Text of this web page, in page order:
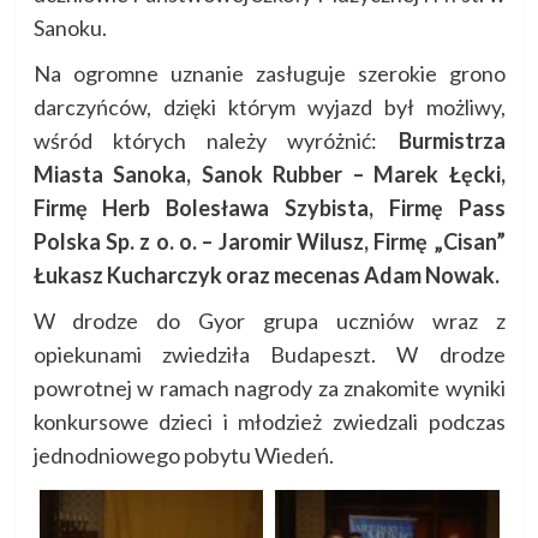
Sanoku.
Na ogromne uznanie zasługuje szerokie grono
darczyńców, dzięki którym wyjazd był możliwy,
wśród których należy wyróżnić: Burmistrza
Miasta Sanoka, Sanok Rubber – Marek Łęcki,
Firmę Herb Bolesława Szybista, Firmę Pass
Polska Sp. z o. o. – Jaromir Wilusz, Firmę „Cisan”
Łukasz Kucharczyk oraz mecenas Adam Nowak.
W drodze do Gyor grupa uczniów wraz z
opiekunami zwiedziła Budapeszt. W drodze
powrotnej w ramach nagrody za znakomite wyniki
konkursowe dzieci i młodzież zwiedzali podczas
jednodniowego pobytu Wiedeń.